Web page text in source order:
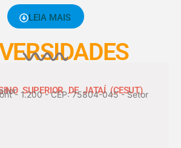
LEIA MAIS
SUPERIOR DE JATAÍ (CESUT)
- 1.200 - CEP: 75804-045 - Setor